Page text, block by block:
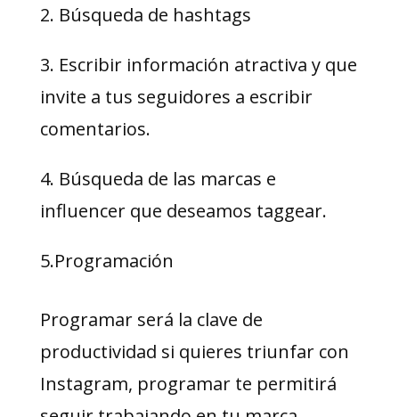
2. Búsqueda de hashtags
3. Escribir información atractiva y que
invite a tus seguidores a escribir
comentarios.
4. Búsqueda de las marcas e
influencer que deseamos taggear.
5.Programación
Programar será la clave de
productividad si quieres triunfar con
Instagram, programar te permitirá